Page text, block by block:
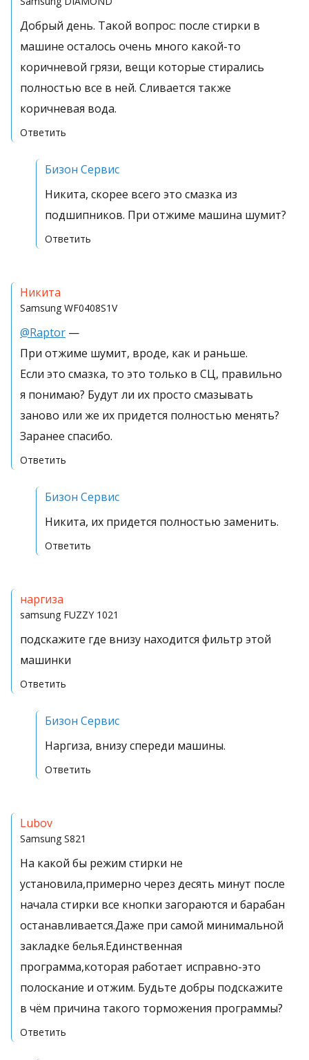
Добрый день. Такой вопрос: после стирки в
машине осталось очень много какой-то
коричневой грязи, вещи которые стирались
полностью все в ней. Сливается также
коричневая вода.
Ответить
Бизон Сервис
Никита, скорее всего это смазка из
подшипников. При отжиме машина шумит?
Ответить
Никита
Samsung WF0408S1V
@Raptor —
При отжиме шумит, вроде, как и раньше.
Если это смазка, то это только в СЦ, правильно
я понимаю? Будут ли их просто смазывать
заново или же их придется полностью менять?
Заранее спасибо.
Ответить
Бизон Сервис
Никита, их придется полностью заменить.
Ответить
наргиза
samsung FUZZY 1021
подскажите где внизу находится фильтр этой
машинки
Ответить
Бизон Сервис
Наргиза, внизу спереди машины.
Ответить
Lubov
Samsung S821
На какой бы режим стирки не
установила,примерно через десять минут после
начала стирки все кнопки загораются и барабан
останавливается.Даже при самой минимальной
закладке белья.Единственная
программа,которая работает исправно-это
полоскание и отжим. Будьте добры подскажите
в чём причина такого торможения программы?
Ответить